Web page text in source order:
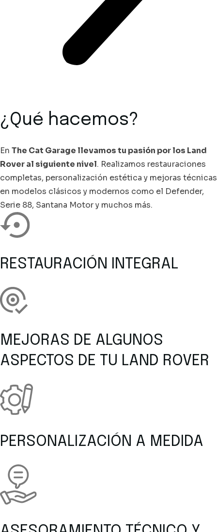
¿Qué hacemos?
En The Cat Garage llevamos tu pasión por los Land
Rover al siguiente nivel. Realizamos restauraciones
completas, personalización estética y mejoras técnicas
en modelos clásicos y modernos como el Defender,
Serie 88, Santana Motor y muchos más.
RESTAURACIÓN INTEGRAL
MEJORAS DE ALGUNOS
ASPECTOS DE TU LAND ROVER
PERSONALIZACIÓN A MEDIDA